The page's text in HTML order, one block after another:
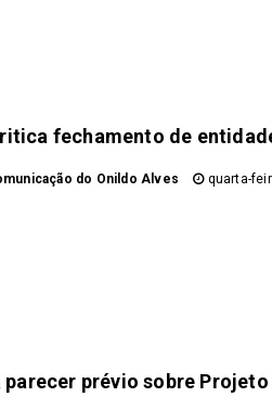
fechamento de
do Onildo Alves quarta-
parecer prévio sobre